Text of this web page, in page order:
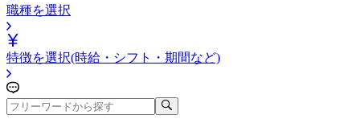
職種を選択
特徴を選択(時給・シフト・期間など)